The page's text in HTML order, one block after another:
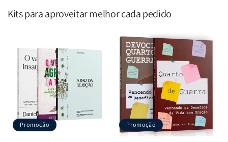
Kits para aproveitar melhor cada pedido
Promoção Promoção